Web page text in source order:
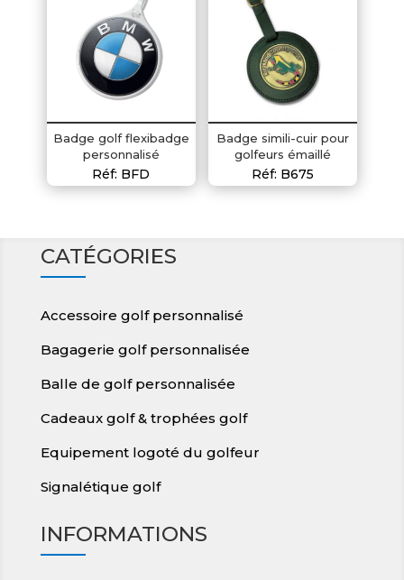
Badge golf flexibadge
personnalisé
Réf: BFD
Badge simili-cuir pour
golfeurs émaillé
Réf: B675
CATÉGORIES
Accessoire golf personnalisé
Bagagerie golf personnalisée
Balle de golf personnalisée
Cadeaux golf & trophées golf
Equipement logoté du golfeur
Signalétique golf
INFORMATIONS